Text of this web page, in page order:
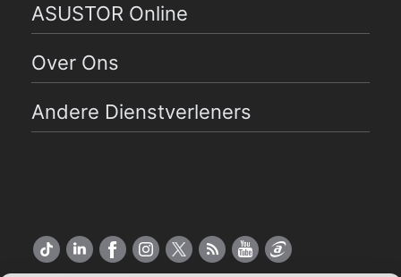
ASUSTOR Online
Over Ons
Andere Dienstverleners